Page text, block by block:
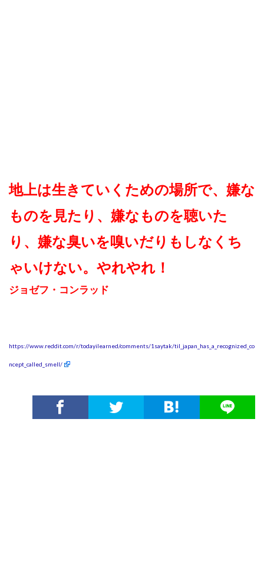
地上は生きていくための場所で、嫌な
ものを見たり、嫌なものを聴いた
り、嫌な臭いを嗅いだりもしなくち
ゃいけない。やれやれ！
ジョゼフ・コンラッド
https://www.reddit.com/r/todayilearned/comments/1saytak/til_japan_has_a_recognized_co
ncept_called_smell/